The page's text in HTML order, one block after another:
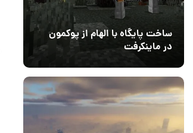
ساخت پایگاه با الهام از پوکمون
در ماینکرفت